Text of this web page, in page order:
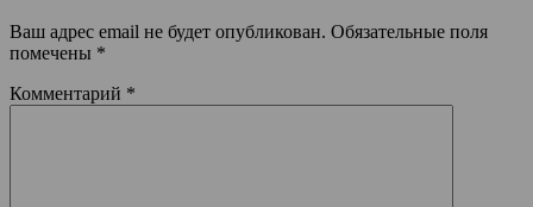
Ваш адрес email не будет опубликован. Обязательные поля
помечены *
Комментарий *